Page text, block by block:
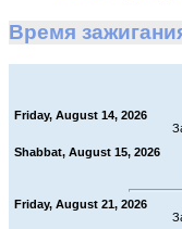
Время
Friday, August 14, 2026
Shabbat, August 15, 2026
Friday, August 21, 2026